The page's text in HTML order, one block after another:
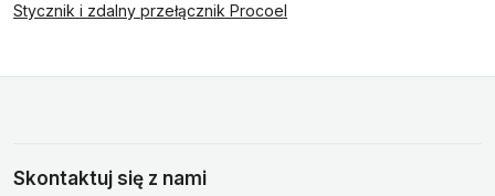
Stycznik i zdalny przełącznik Procoel
Skontaktuj się z nami